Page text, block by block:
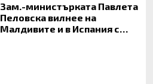
Зам.-министърката Павлета
Пеловска вилнее на
Малдивите и в Испания с